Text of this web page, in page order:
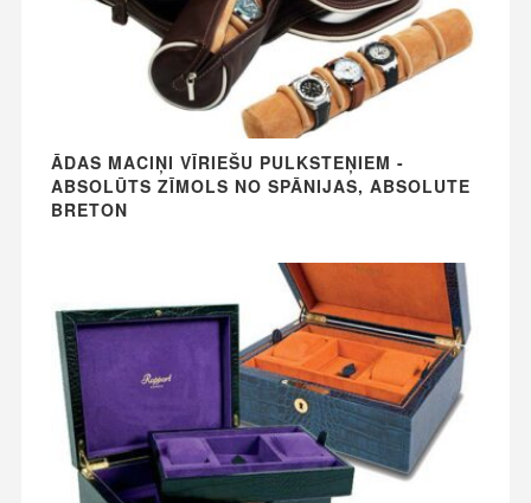
ĀDAS MACIŅI VĪRIEŠU PULKSTEŅIEM -
ABSOLŪTS ZĪMOLS NO SPĀNIJAS, ABSOLUTE
BRETON